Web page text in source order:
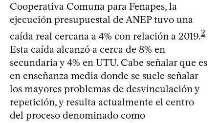
Cooperativa Comuna para Fenapes, la
ejecución presupuestal de ANEP tuvo una
caída real cercana a 4% con relación a 2019.2
Esta caída alcanzó a cerca de 8% en
secundaria y 4% en UTU. Cabe señalar que es
en enseñanza media donde se suele señalar
los mayores problemas de desvinculación y
repetición, y resulta actualmente el centro
del proceso denominado como